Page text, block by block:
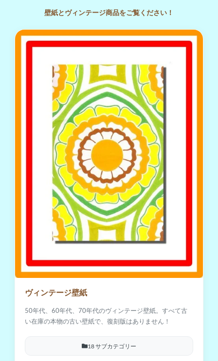
壁紙とヴィンテージ商品をご覧ください！
ヴィンテージ壁紙
50年代、60年代、70年代のヴィンテージ壁紙。すべて古
い在庫の本物の古い壁紙で、復刻版はありません！
18 サブカテゴリー